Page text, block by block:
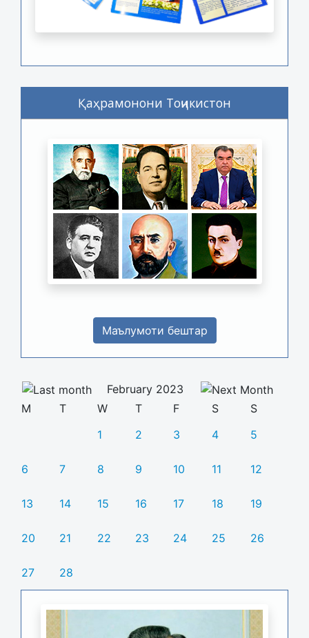
Қаҳрамонони Тоҷикистон
Маълумоти бештар
February 2023
M
T W T F S
S
1
2 3 4 5
6 7 8 9 10 11 12
13 14 15 16 17 18 19
20 21 22 23 24 25 26
27 28